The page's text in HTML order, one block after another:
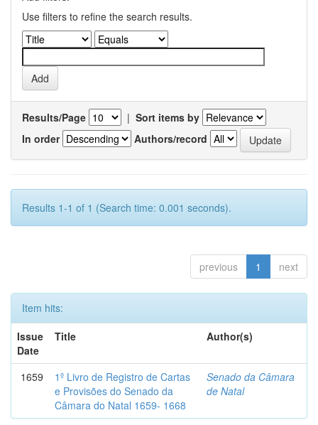
Use filters to refine the search results.
Results/Page | Sort items by
In order
Authors/record
Results 1-1 of 1 (Search time: 0.001 seconds).
previous 1 next
Item hits:
Issue
Date
Title Author(s)
1659
1º Livro de Registro de Cartas
e Provisões do Senado da
Câmara do Natal 1659- 1668
Senado da Câmara
de Natal